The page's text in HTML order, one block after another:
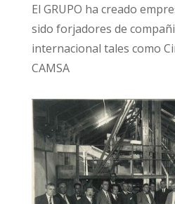
El GRUPO ha creado
sido forjadores de
internacional tales como
CAMSA